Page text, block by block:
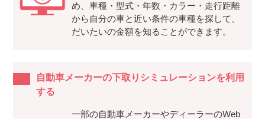
め、車種・型式・年数・カラー・走行距離
から自分の車と近い条件の車種を探して、
だいたいの金額を知ることができます。
自動車メーカーの下取りシミュレーションを利用
する
一部の自動車メーカーやディーラーのWeb